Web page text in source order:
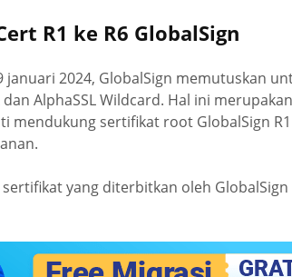
R1 ke R6 GlobalSign
januari 2024, GlobalSign memutuskan
AlphaSSL Wildcard. Hal ini
mendukung sertifikat root GlobalSign
yang diterbitkan oleh